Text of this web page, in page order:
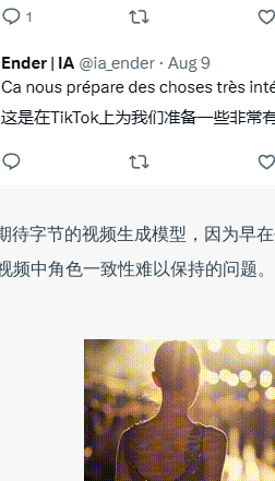
待字节的视频生成模型，因为早
频中角色一致性难以保持的问题